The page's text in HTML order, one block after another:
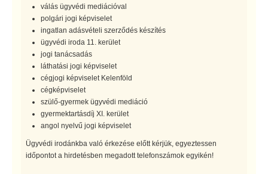
válás ügyvédi mediációval
polgári jogi képviselet
ingatlan adásvételi szerződés készítés
ügyvédi iroda 11. kerület
jogi tanácsadás
láthatási jogi képviselet
cégjogi képviselet Kelenföld
cégképviselet
szülő-gyermek ügyvédi mediáció
gyermektartásdíj XI. kerület
angol nyelvű jogi képviselet
Ügyvédi irodánkba való érkezése előtt kérjük, egyeztessen
időpontot a hirdetésben megadott telefonszámok egyikén!